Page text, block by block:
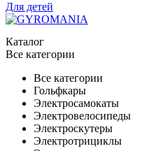
Для детей
Каталог
Все категории
Все категории
Гольфкары
Электросамокаты
Электровелосипеды
Электроскутеры
Электротрициклы